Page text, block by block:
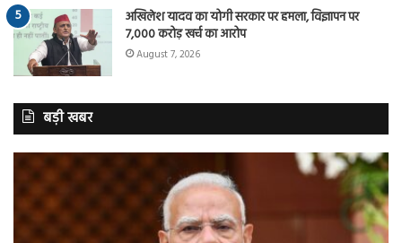
अखिलेश यादव का योगी सरकार पर हमला, विज्ञापन पर
7,000 करोड़ खर्च का आरोप
August 7, 2026
बड़ी खबर